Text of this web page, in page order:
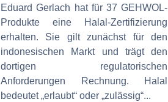
Eduard Gerlach hat für 37 GEHWOL-
Produkte eine Halal-Zertifizierung
erhalten. Sie gilt zunächst für den
indonesischen Markt und trägt den
dortigen regulatorischen
Anforderungen Rechnung. Halal
bedeutet „erlaubt“ oder „zulässig“...